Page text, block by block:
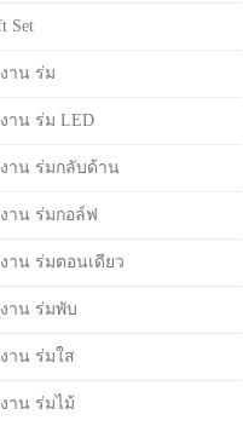
Set
าน ร่ม
าน ร่ม LED
าน ร่มกลับด้าน
าน ร่มกอล์ฟ
าน ร่มตอนเดียว
าน ร่มพับ
าน ร่มใส
าน ร่มไม้